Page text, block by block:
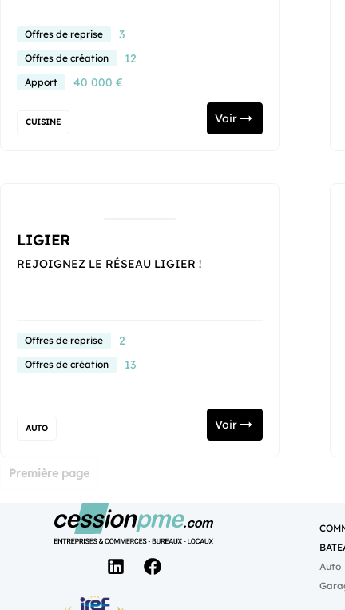
Offres de reprise 3
Offres de création 12
Apport 40 000 €
CUISINE Voir
LIGIER
REJOIGNEZ LE RÉSEAU LIGIER !
Offres de reprise 2
Offres de création 13
AUTO Voir
Première page
Auto